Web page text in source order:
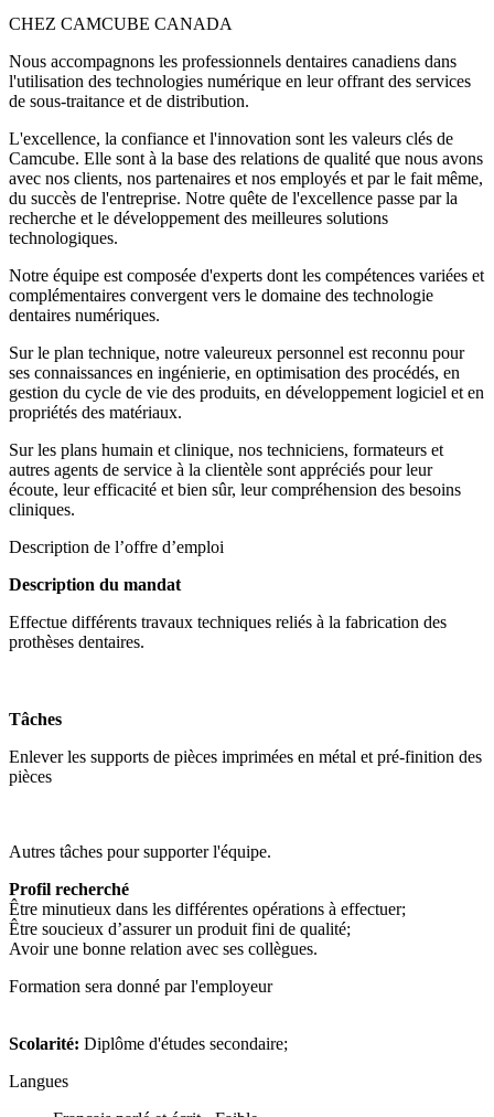
CHEZ CAMCUBE CANADA
Nous accompagnons les professionnels dentaires canadiens dans
l'utilisation des technologies numérique en leur offrant des services
de sous-traitance et de distribution.
L'excellence, la confiance et l'innovation sont les valeurs clés de
Camcube. Elle sont à la base des relations de qualité que nous avons
avec nos clients, nos partenaires et nos employés et par le fait même,
du succès de l'entreprise. Notre quête de l'excellence passe par la
recherche et le développement des meilleures solutions
technologiques.
Notre équipe est composée d'experts dont les compétences variées et
complémentaires convergent vers le domaine des technologie
dentaires numériques.
Sur le plan technique, notre valeureux personnel est reconnu pour
ses connaissances en ingénierie, en optimisation des procédés, en
gestion du cycle de vie des produits, en développement logiciel et en
propriétés des matériaux.
Sur les plans humain et clinique, nos techniciens, formateurs et
autres agents de service à la clientèle sont appréciés pour leur
écoute, leur efficacité et bien sûr, leur compréhension des besoins
cliniques.
Description de l’offre d’emploi
Description du mandat
Effectue différents travaux techniques reliés à la fabrication des
prothèses dentaires.
Tâches
Enlever les supports de pièces imprimées en métal et pré-finition des
pièces
Autres tâches pour supporter l'équipe.
Profil recherché
Être minutieux dans les différentes opérations à effectuer;
Être soucieux d’assurer un produit fini de qualité;
Avoir une bonne relation avec ses collègues.
Formation sera donné par l'employeur
Scolarité: Diplôme d'études secondaire;
Langues